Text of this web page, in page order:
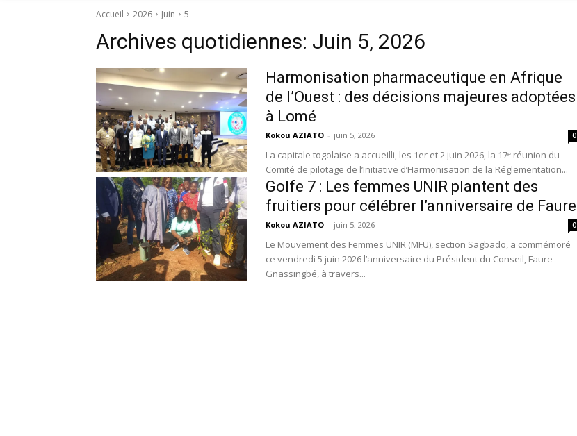
Accueil 2026 Juin 5
Archives quotidiennes: Juin 5, 2026
Harmonisation pharmaceutique en Afrique
de l’Ouest : des décisions majeures adoptées
à Lomé
Kokou AZIATO - juin 5, 2026 0
La capitale togolaise a accueilli, les 1er et 2 juin 2026, la 17ᵉ réunion du
Comité de pilotage de l’Initiative d’Harmonisation de la Réglementation...
Golfe 7 : Les femmes UNIR plantent des
fruitiers pour célébrer l’anniversaire de Faure
Kokou AZIATO - juin 5, 2026 0
Le Mouvement des Femmes UNIR (MFU), section Sagbado, a commémoré
ce vendredi 5 juin 2026 l’anniversaire du Président du Conseil, Faure
Gnassingbé, à travers...